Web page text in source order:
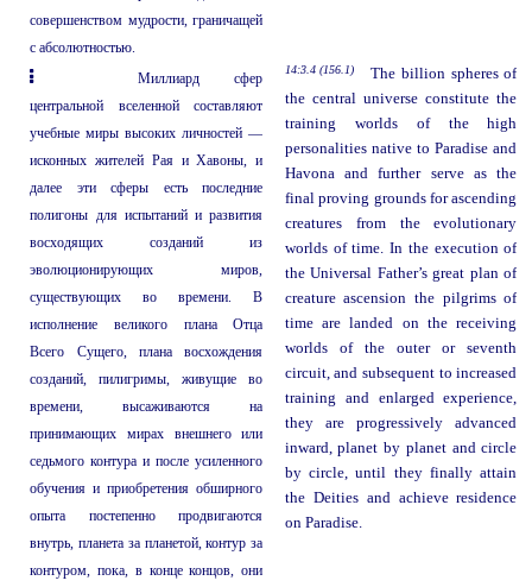
совершенством мудрости, граничащей
с абсолютностью.
Миллиард сфер
центральной вселенной составляют
учебные миры высоких личностей —
исконных жителей Рая и Хавоны, и
далее эти сферы есть последние
полигоны для испытаний и развития
восходящих созданий из
эволюционирующих миров,
существующих во времени. В
исполнение великого плана Отца
Всего Сущего, плана восхождения
созданий, пилигримы, живущие во
времени, высаживаются на
принимающих мирах внешнего или
седьмого контура и после усиленного
обучения и приобретения обширного
опыта постепенно продвигаются
внутрь, планета за планетой, контур за
контуром, пока, в конце концов, они
14:3.4 (156.1)
The billion spheres of
the central universe constitute the
training worlds of the high
personalities native to Paradise and
Havona and further serve as the
final proving grounds for ascending
creatures from the evolutionary
worlds of time. In the execution of
the Universal Father’s great plan of
creature ascension the pilgrims of
time are landed on the receiving
worlds of the outer or seventh
circuit, and subsequent to increased
training and enlarged experience,
they are progressively advanced
inward, planet by planet and circle
by circle, until they finally attain
the Deities and achieve residence
on Paradise.